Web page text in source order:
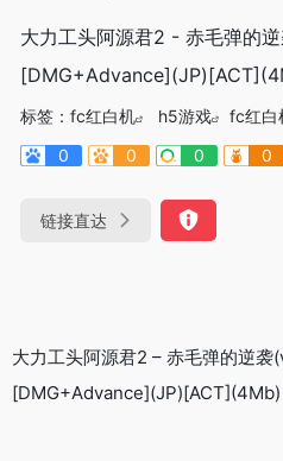
大力工头阿源君2 - 赤毛弹的
标签： fc红白机 h5游戏 fc红白
0
0 0 0
链接直达
大力工头阿源君2 – 赤毛弹的逆袭
[DMG+Advance](JP)[ACT](4Mb)